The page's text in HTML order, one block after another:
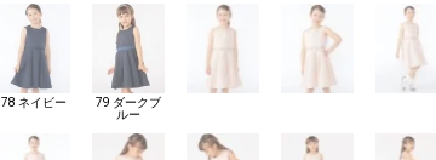
78 ネイビー
79 ダークブ
ルー